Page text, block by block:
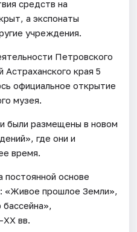
средств на
а экспонаты
учреждения.
Петровского
края 5
официальное открытие
музея.
были размещены в новом
где они и
время.
постоянной основе
«Живое прошлое Земли»,
вв.